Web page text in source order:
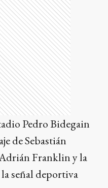
Pedro Bidegain
de Sebastián
Franklin y la
señal deportiva